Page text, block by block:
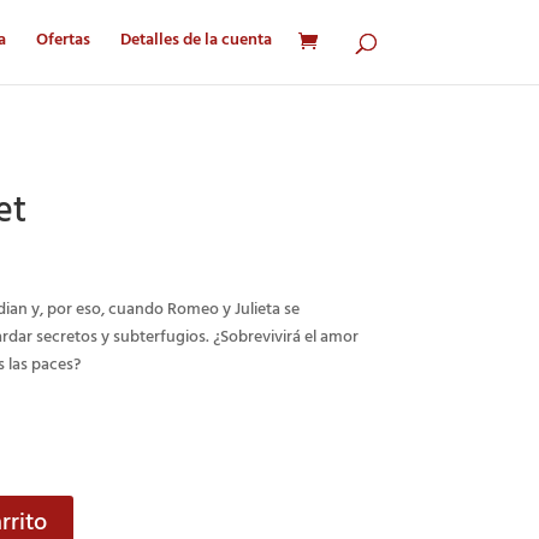
Ofertas Detalles de la cuenta
y, por eso, cuando Romeo y Julieta se
secretos y subterfugios. ¿Sobrevivirá el amor
paces?